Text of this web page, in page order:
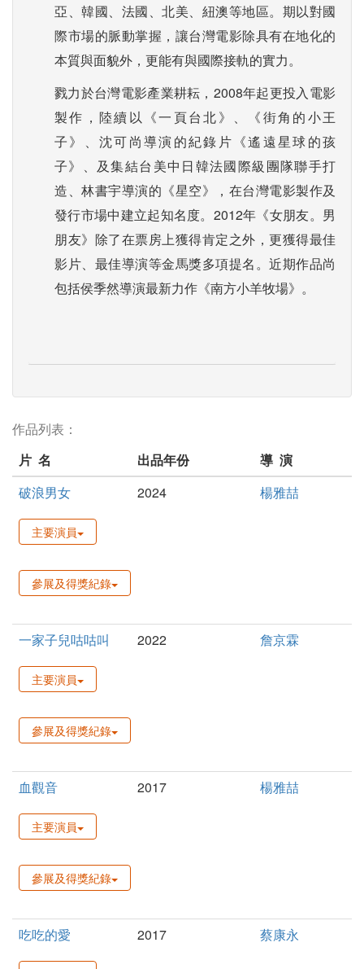
亞、韓國、法國、北美、紐澳等地區。期以對國
際市場的脈動掌握，讓台灣電影除具有在地化的
本質與面貌外，更能有與國際接軌的實力。
戮力於台灣電影產業耕耘，2008年起更投入電影
製作，陸續以《一頁台北》、《街角的小王
子》、沈可尚導演的紀錄片《遙遠星球的孩
子》、及集結台美中日韓法國際級團隊聯手打
造、林書宇導演的《星空》，在台灣電影製作及
發行市場中建立起知名度。2012年《女朋友。男
朋友》除了在票房上獲得肯定之外，更獲得最佳
影片、最佳導演等金馬獎多項提名。近期作品尚
包括侯季然導演最新力作《南方小羊牧場》。
作品列表：
片 名
出品年份
導 演
破浪男女
2024 楊雅喆
主要演員
參展及得獎紀錄
一家子兒咕咕叫 2022 詹京霖
主要演員
參展及得獎紀錄
血觀音 2017 楊雅喆
主要演員
參展及得獎紀錄
吃吃的愛 2017 蔡康永